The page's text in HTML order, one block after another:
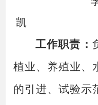
凯
工作职责：
植业、养殖业、
的引进、试验示